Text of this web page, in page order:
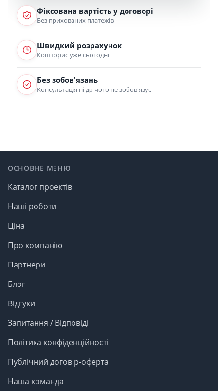
Фіксована вартість у договорі
Без прихованих платежів
Швидкий розрахунок
Кошторис уже сьогодні
Без зобов'язань
Консультація ні до чого не зобов'язує
ОСНОВНЕ МЕНЮ
Каталог проектів
Наші роботи
Ціна
Про компанію
Партнери
Блог
Відгуки
Запитання / Відповіді
Політика конфіденційності
Публічний договір-оферта
Наша команда